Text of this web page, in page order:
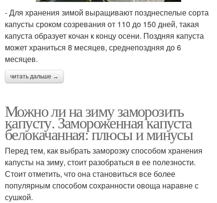
- Для хранения зимой выращивают позднеспелые сорта
капусты сроком созревания от 110 до 150 дней, такая
капуста образует кочан к концу осени. Поздняя капуста
может храниться 8 месяцев, среднепоздняя до 6
месяцев.
читать дальше →
Можно ли на зиму заморозить
капусту. Замороженная капуста
белокачанная: плюсы и минусы
Перед тем, как выбрать заморозку способом хранения
капусты на зиму, стоит разобраться в ее полезности.
Стоит отметить, что она становиться все более
популярным способом сохранности овоща наравне с
сушкой.